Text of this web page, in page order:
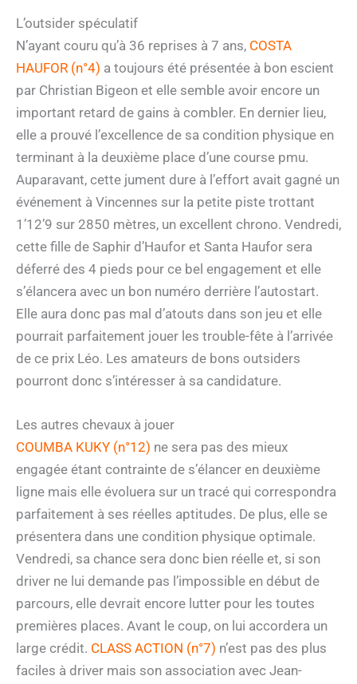
L’outsider spéculatif
N’ayant couru qu’à 36 reprises à 7 ans, COSTA
HAUFOR (n°4) a toujours été présentée à bon escient
par Christian Bigeon et elle semble avoir encore un
important retard de gains à combler. En dernier lieu,
elle a prouvé l’excellence de sa condition physique en
terminant à la deuxième place d’une course pmu.
Auparavant, cette jument dure à l’effort avait gagné un
événement à Vincennes sur la petite piste trottant
1’12’9 sur 2850 mètres, un excellent chrono. Vendredi,
cette fille de Saphir d’Haufor et Santa Haufor sera
déferré des 4 pieds pour ce bel engagement et elle
s’élancera avec un bon numéro derrière l’autostart.
Elle aura donc pas mal d’atouts dans son jeu et elle
pourrait parfaitement jouer les trouble-fête à l’arrivée
de ce prix Léo. Les amateurs de bons outsiders
pourront donc s’intéresser à sa candidature.
Les autres chevaux à jouer
COUMBA KUKY (n°12) ne sera pas des mieux
engagée étant contrainte de s’élancer en deuxième
ligne mais elle évoluera sur un tracé qui correspondra
parfaitement à ses réelles aptitudes. De plus, elle se
présentera dans une condition physique optimale.
Vendredi, sa chance sera donc bien réelle et, si son
driver ne lui demande pas l’impossible en début de
parcours, elle devrait encore lutter pour les toutes
premières places. Avant le coup, on lui accordera un
large crédit. CLASS ACTION (n°7) n’est pas des plus
faciles à driver mais son association avec Jean-